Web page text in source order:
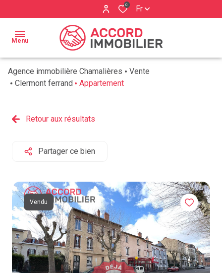
0 Fr
Menu
ACCUEIL
VENDRE
AVIS
CLIENTS
NOTRE
AGENCE
sommes
CONTACT
Agence immobilière Chamalières
Vente
Clermont ferrand
Appartement
Retour aux résultats
Partager ce bien
Vendu